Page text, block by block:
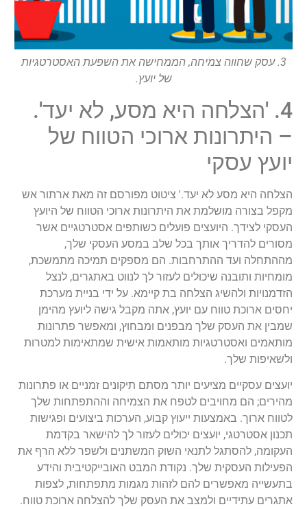
3. עסק שחווה צמיחה, הממחישה את השפעת האסטרטגיות
של יועץ.
4. 'הצלחה היא מסע, לא יעד'.
– היתרונות ארוכי הטווח של
יועץ עסקי
הצלחה היא מסע לא יעד.' ציטוט מפורסם זה מאת ארתור אש
מקפל בצורה מושלמת את היתרונות ארוכי הטווח של היועץ
העסקי לצידך. היועצים פועלים כשותפים אסטרטגיים אשר
מסורים להדריך אותך בכל שלב במסע העסקי שלך,
מההתחלה ועד ההתרחבות. הם מספקים תמיכה מתמשכת,
מומחיות ותובנה שיכולים לעזור לך לנווט באתגרים, לנצל
הזדמנויות ולהשיג הצלחה בת קיימא. על ידי בניית מערכת
יחסים ארוכת טווח עם יועץ, אתה מקבל גישה ליועץ מהימן
שמבין את העסק שלך מבפנים ומבחוץ, ומאפשר פתרונות
מותאמים ואסטרטגיות מותאמות אישית שמתאימות למטרות
ולשאיפות שלך.
יועצים עסקיים מציעים יותר מסתם תיקונים זמניים או פתרונות
מהירים; הם מחויבים לטפח את הצמיחה וההתפתחות שלך
לטווח ארוך. באמצעות ייעוץ קבוע, הערכות ביצועים ופגישות
תכנון אסטרטגי, יועצים יכולים לעזור לך להישאר בקדמת
העקומה, להסתגל לתנאי השוק המשתנים ולשפר ללא הרף את
הפעילות העסקית שלך. נקודת המבט האובייקטיבית והידע
בתעשייה מאפשרים להם לזהות מגמות מתפתחות, לצפות
אתגרים עתידיים ולמצב את העסק שלך להצלחה ארוכת טווח.